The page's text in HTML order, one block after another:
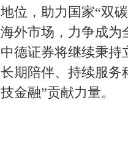
地位，助力国家“双
海外市场，力争成为
中德证券将继续秉持
长期陪伴、持续服务
技金融”贡献力量。